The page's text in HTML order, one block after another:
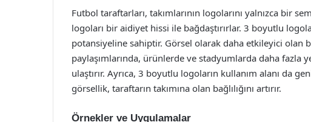
Futbol taraftarları, takımlarının logolarını yalnızca bir
logoları bir aidiyet hissi ile bağdaştırırlar. 3 boyutlu
potansiyeline sahiptir. Görsel olarak daha etkileyici olan
paylaşımlarında, ürünlerde ve stadyumlarda daha fazla
ulaştırır. Ayrıca, 3 boyutlu logoların kullanım alanı da
görsellik, taraftarın takımına olan bağlılığını artırır.
Örnekler ve Uygulamalar